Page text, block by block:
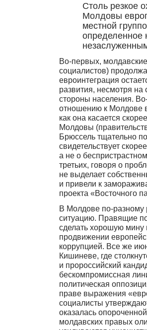
Столь резкое
Молдовы
местной
определенное
Во-первых,
социалистов)
евроинтеграция
развития, несмотря
стороны населения.
отношению к Молдове
как она касается
Молдовы
Брюссель тщательно
свидетельствует
а не о
третьих, говоря о
не выделает
и привели к
проекта «Восточного
В Молдове по-разному
ситуацию. Правящие
сделать хорошую мину
продвижении
коррупцией. Все же
Кишиневе, где
и пророссийский
бескомпромиссная
политическая
праве выражения
социалисты
оказалась
молдавских правых